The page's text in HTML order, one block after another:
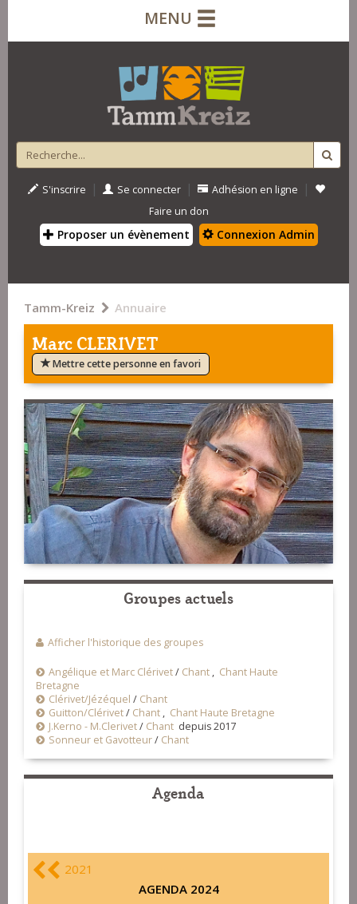
MENU
S'inscrire | Se connecter | Adhésion en ligne |
Faire un don
Proposer un évènement Connexion Admin
Tamm-Kreiz Annuaire
Marc CLERIVET
Mettre cette personne en favori
Groupes actuels
Afficher l'historique des groupes
Angélique et Marc Clérivet/ Chant , Chant Haute
Bretagne
Clérivet/Jézéquel / Chant
Guitton/Clérivet/ Chant , Chant Haute Bretagne
J.Kerno - M.Clerivet/ Chant depuis 2017
Sonneur et Gavotteur/ Chant
Agenda
2021
AGENDA 2024